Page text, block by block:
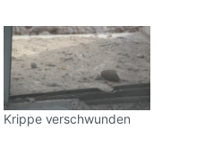
Krippe verschwunden